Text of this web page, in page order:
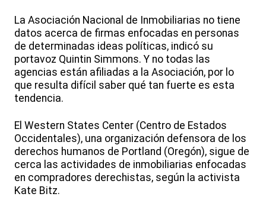
La Asociación Nacional de Inmobiliarias no tiene
datos acerca de firmas enfocadas en personas
de determinadas ideas políticas, indicó su
portavoz Quintin Simmons. Y no todas las
agencias están afiliadas a la Asociación, por lo
que resulta difícil saber qué tan fuerte es esta
tendencia.
El Western States Center (Centro de Estados
Occidentales), una organización defensora de los
derechos humanos de Portland (Oregón), sigue de
cerca las actividades de inmobiliarias enfocadas
en compradores derechistas, según la activista
Kate Bitz.